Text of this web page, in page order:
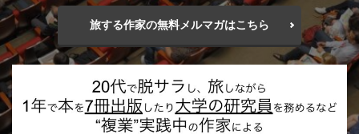
旅する作家の無料メルマガはこちら